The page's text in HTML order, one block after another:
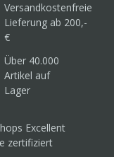
Versandkostenfreie
Lieferung ab 200,-
€
Über 40.000
Artikel auf
Lager